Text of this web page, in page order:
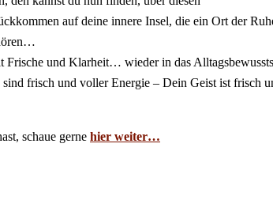
auf deine innere Insel, die ein Ort der
und Klarheit… wieder in das
frisch und voller Energie – Dein Geist ist frisch
schaue gerne hier weiter…